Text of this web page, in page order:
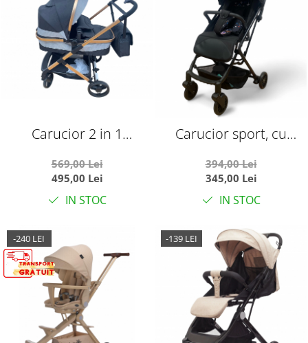
Carucior 2 in 1
sport, 608 Negru
569,00 Lei
495,00 Lei
IN STOC
Carucior sport, cu
troler, 309 Negru cu
planete
394,00 Lei
345,00 Lei
IN STOC
-240 LEI -139 LEI